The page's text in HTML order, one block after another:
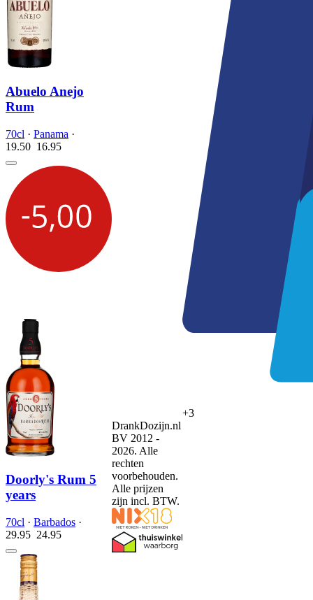
Abuelo Anejo
Rum
70cl · Panama ·
19.50 16.95
Doorly's Rum 5
years
70cl · Barbados ·
29.95 24.95
+3
DrankDozijn.nl
BV 2012 -
2026. Alle
rechten
voorbehouden.
Alle prijzen
zijn incl. BTW.